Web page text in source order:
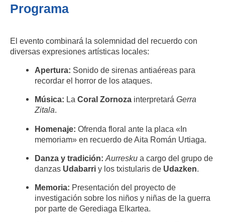
Programa
El evento combinará la solemnidad del recuerdo con
diversas expresiones artísticas locales:
Apertura: Sonido de sirenas antiaéreas para
recordar el horror de los ataques.
Música: LaCoral Zornoza interpretaráGerra
Zitala.
Homenaje: Ofrenda floral ante la placa «In
memoriam» en recuerdo de Aita Román Urtiaga.
Danza y tradición: Aurresku a cargo del grupo de
danzas Udabarri y los txistularis de Udazken.
Memoria: Presentación del proyecto de
investigación sobre los niños y niñas de la guerra
por parte de Gerediaga Elkartea.